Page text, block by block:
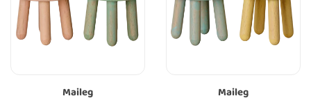
Maileg Maileg